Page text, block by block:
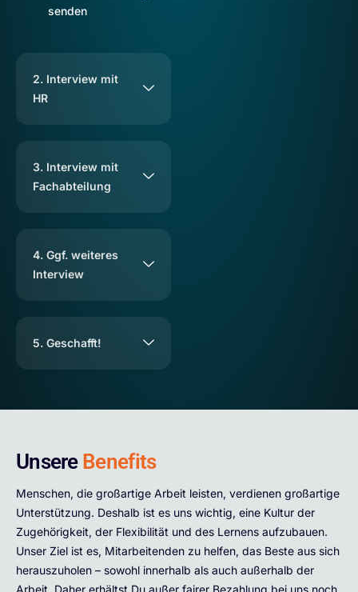
senden
2. Interview mit
HR
3. Interview mit
Fachabteilung
4. Ggf. weiteres
Interview
5. Geschafft!
Unsere Benefits
Menschen, die großartige Arbeit leisten, verdienen großartige
Unterstützung. Deshalb ist es uns wichtig, eine Kultur der
Zugehörigkeit, der Flexibilität und des Lernens aufzubauen.
Unser Ziel ist es, Mitarbeitenden zu helfen, das Beste aus sich
herauszuholen – sowohl innerhalb als auch außerhalb der